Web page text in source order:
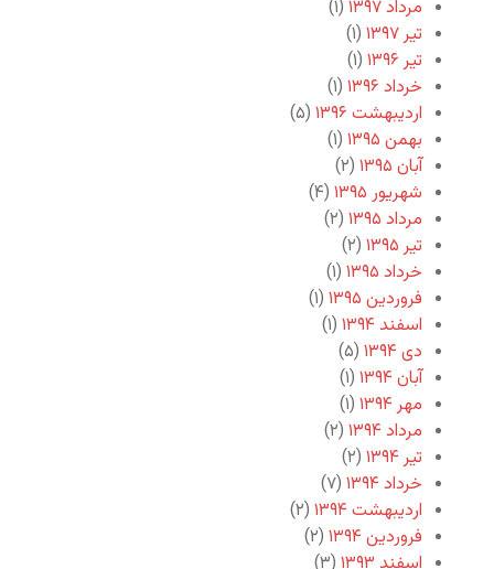
مرداد ۱۳۹۷
(۱)
تیر ۱۳۹۷
(۱)
تیر ۱۳۹۶
(۱)
خرداد ۱۳۹۶
(۱)
اردیبهشت ۱۳۹۶
(۵)
بهمن ۱۳۹۵
(۱)
آبان ۱۳۹۵
(۲)
شهریور ۱۳۹۵
(۴)
مرداد ۱۳۹۵
(۲)
تیر ۱۳۹۵
(۲)
خرداد ۱۳۹۵
(۱)
فروردین ۱۳۹۵
(۱)
اسفند ۱۳۹۴
(۱)
دی ۱۳۹۴
(۵)
آبان ۱۳۹۴
(۱)
مهر ۱۳۹۴
(۱)
مرداد ۱۳۹۴
(۲)
تیر ۱۳۹۴
(۲)
خرداد ۱۳۹۴
(۷)
اردیبهشت ۱۳۹۴
(۲)
فروردین ۱۳۹۴
(۲)